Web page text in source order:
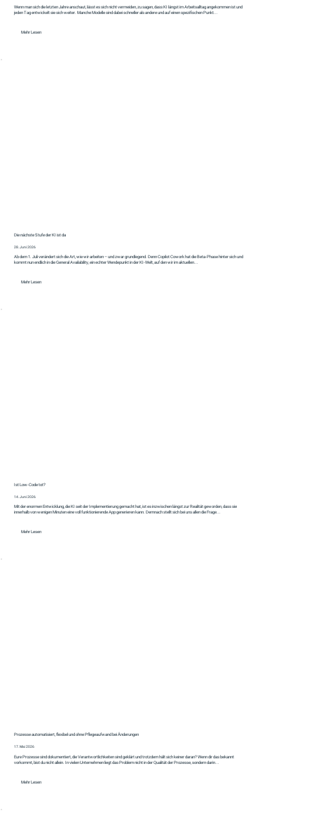
Wenn man sich die letzten Jahre anschaut, lässt es sich nicht vermeiden, zu sagen, dass KI längst im Arbeitsalltag angekommen ist und
jeden Tag entwickelt sie sich weiter. Manche Modelle sind dabei schneller als andere und auf einen spezifischen Punkt...
Mehr Lesen
Die nächste Stufe der KI ist da
28. Juni 2026
Ab dem 1. Juli verändert sich die Art, wie wir arbeiten – und zwar grundlegend. Denn Copilot Cowork hat die Beta-Phase hinter sich und
kommt nun endlich in die General Availability, ein echter Wendepunkt in der KI-Welt, auf den wir im aktuellen...
Mehr Lesen
Ist Low-Code tot?
14. Juni 2026
Mit der enormen Entwicklung, die KI seit der Implementierung gemacht hat, ist es inzwischen längst zur Realität geworden, dass sie
innerhalb von wenigen Minuten eine voll funktionierende App generieren kann. Demnach stellt sich bei uns allen die Frage...
Mehr Lesen
Prozesse automatisiert, flexibel und ohne Pflegeaufwand bei Änderungen
17. Mai 2026
Eure Prozesse sind dokumentiert, die Verantwortlichkeiten sind geklärt und trotzdem hält sich keiner daran? Wenn dir das bekannt
vorkommt, bist du nicht allein. In vielen Unternehmen liegt das Problem nicht in der Qualität der Prozesse, sondern darin...
Mehr Lesen